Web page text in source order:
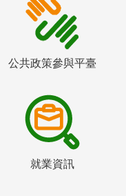
公共政策參與平臺
就業資訊